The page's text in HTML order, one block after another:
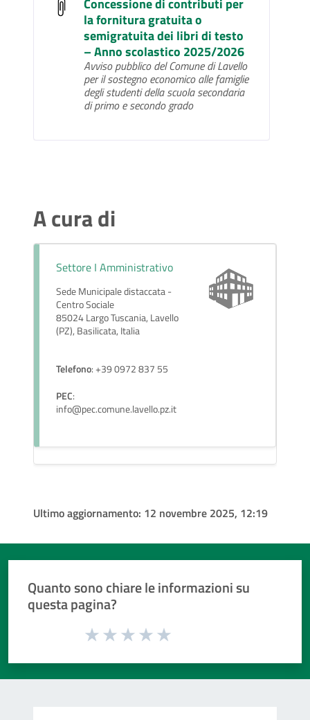
la fornitura gratuita o
semigratuita dei libri di testo
– Anno scolastico 2025/2026
Avviso pubblico del Comune di Lavello
per il sostegno economico alle famiglie
degli studenti della scuola secondaria
di primo e secondo grado
A cura di
Settore I Amministrativo
Sede Municipale distaccata -
Centro Sociale
85024 Largo Tuscania, Lavello
(PZ), Basilicata, Italia
Telefono: +39 0972 837 55
PEC:
info@pec.comune.lavello.pz.it
Ultimo aggiornamento: 12 novembre 2025, 12:19
Quanto sono chiare le informazioni su
questa pagina?
Valuta da 1 a 5 stelle la pagina